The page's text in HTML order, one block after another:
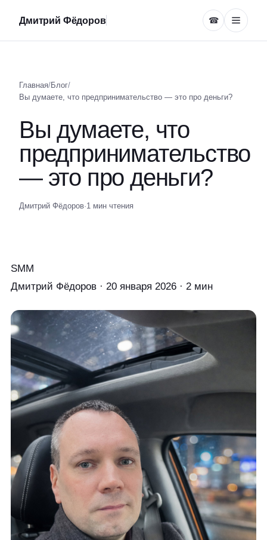
Дмитрий Фёдоров ☎
Главная/Блог/
Вы думаете, что предпринимательство — это про деньги?
Вы думаете, что
предпринимательство
— это про деньги?
Дмитрий Фёдоров·1 мин чтения
SMM
Дмитрий Фёдоров · 20 января 2026 · 2 мин